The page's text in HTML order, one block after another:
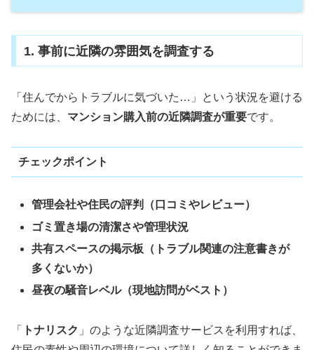
1. 事前に近隣の雰囲気を調査する
「住んでからトラブルに気づいた…」という状況を避ける
ためには、 マンション購入前の近隣調査が重要です。
チェックポイント
管理会社や住民の評判（口コミやレビュー）
ゴミ置き場の清潔さや管理状況
共有スペースの掲示板（トラブル関連の注意書きが
多くないか）
昼夜の騒音レベル（現地訪問がベスト）
「 トナリスク 」のような近隣調査サービスを利用すれば、